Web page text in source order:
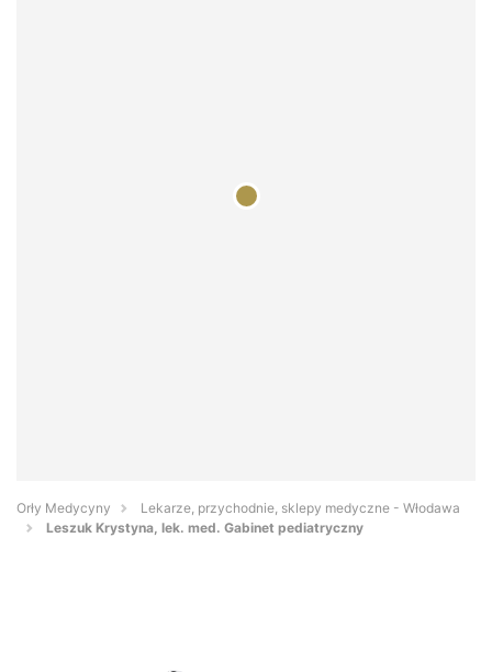
Orły Medycyny
Lekarze, przychodnie, sklepy medyczne - Włodawa
Leszuk Krystyna, lek. med. Gabinet pediatryczny